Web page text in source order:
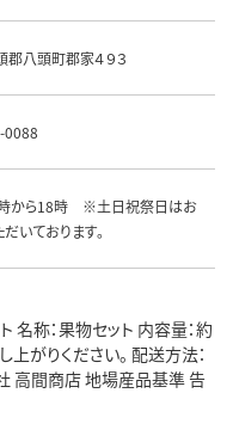
郡八頭町郡家４９３
0088
から18時 ※土日祝祭日はお
いております。
名称：果物セット 内容量：約
がりください。 配送方法：
高間商店 地場産品基準 告
号に適合